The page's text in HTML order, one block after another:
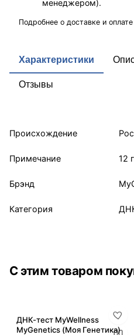
менеджером).
Подробнее о доставке и
Характеристики
Отзывы
Происхождение
Примечание 12
Брэнд
Категория
С этим товаром
ДНК-тест MyWellness
MyGenetics (Моя Генетика)